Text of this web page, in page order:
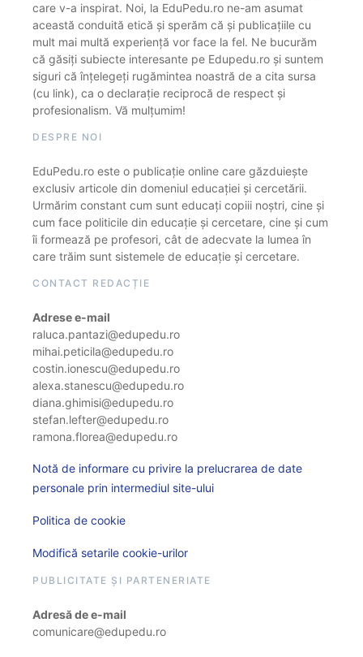
care v-a inspirat. Noi, la EduPedu.ro ne-am asumat
această conduită etică și sperăm că și publicațiile cu
mult mai multă experiență vor face la fel. Ne bucurăm
că găsiți subiecte interesante pe Edupedu.ro și suntem
siguri că înțelegeți rugămintea noastră de a cita sursa
(cu link), ca o declarație reciprocă de respect și
profesionalism. Vă mulțumim!
DESPRE NOI
EduPedu.ro este o publicație online care găzduiește
exclusiv articole din domeniul educației și cercetării.
Urmărim constant cum sunt educați copiii noștri, cine și
cum face politicile din educație și cercetare, cine și cum
îi formează pe profesori, cât de adecvate la lumea în
care trăim sunt sistemele de educație și cercetare.
CONTACT REDACȚIE
Adrese e-mail
raluca.pantazi@edupedu.ro
mihai.peticila@edupedu.ro
costin.ionescu@edupedu.ro
alexa.stanescu@edupedu.ro
diana.ghimisi@edupedu.ro
stefan.lefter@edupedu.ro
ramona.florea@edupedu.ro
Notă de informare cu privire la prelucrarea de date
personale prin intermediul site-ului
Politica de cookie
Modifică setarile cookie-urilor
PUBLICITATE ȘI PARTENERIATE
Adresă de e-mail
comunicare@edupedu.ro